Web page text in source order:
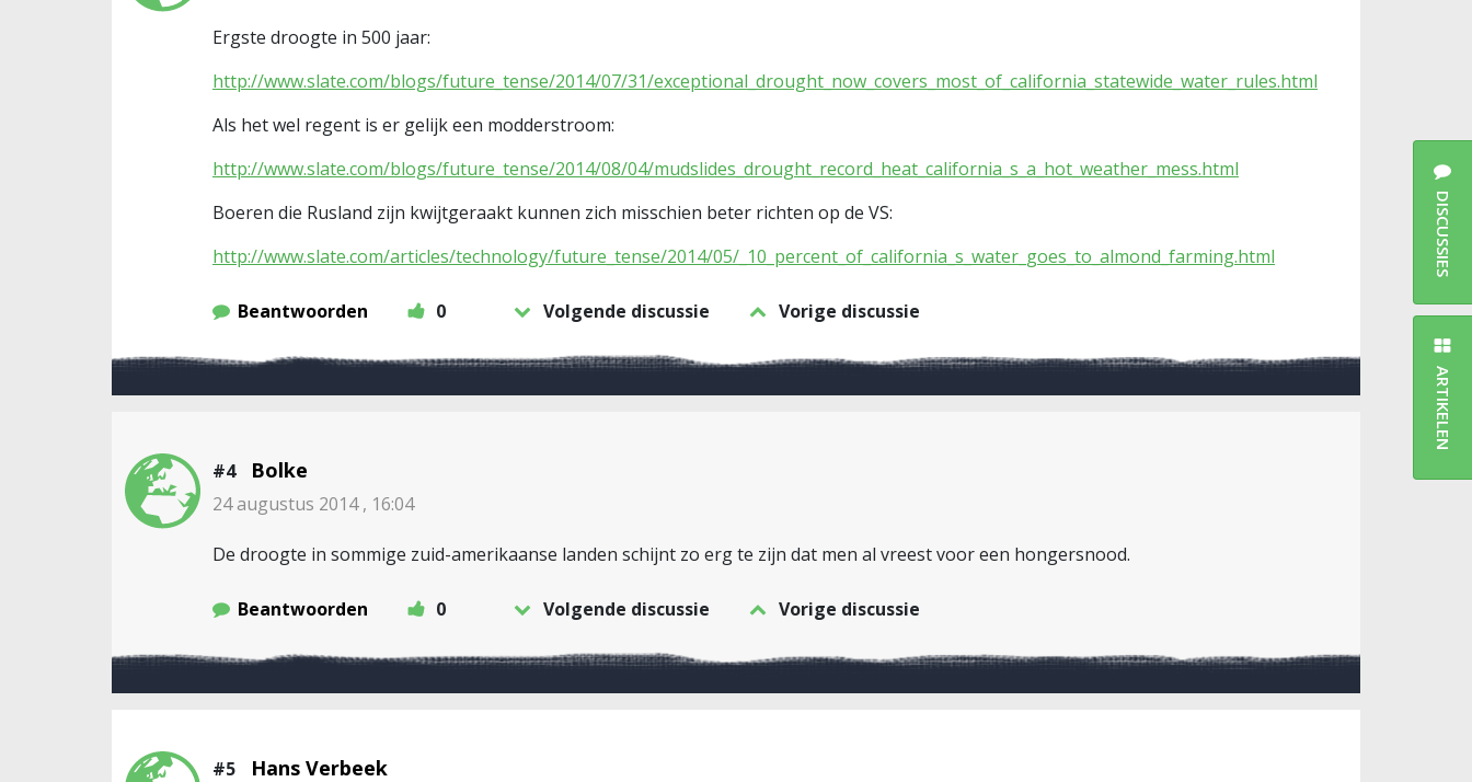
Ergste droogte in 500 jaar:
http://www.slate.com/blogs/future_tense/2014/07/31/exceptional_drought_now_covers_most_of_california_statewide_water_rules.html
Als het wel regent is er gelijk een modderstroom:
http://www.slate.com/blogs/future_tense/2014/08/04/mudslides_drought_record_heat_california_s_a_hot_weather_mess.html
Boeren die Rusland zijn kwijtgeraakt kunnen zich misschien beter richten op de VS:
http://www.slate.com/articles/technology/future_tense/2014/05/_10_percent_of_california_s_water_goes_to_almond_farming.html
Beantwoorden 0 Volgende discussie Vorige discussie
#4 Bolke
24 augustus 2014 , 16:04
De droogte in sommige zuid-amerikaanse landen schijnt zo erg te zijn dat men al vreest voor een hongersnood.
Beantwoorden 0 Volgende discussie Vorige discussie
#5 Hans Verbeek
DISCUSSIES
ARTIKELEN